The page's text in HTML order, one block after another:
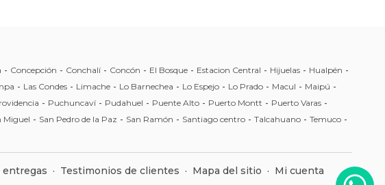
- Concepción - Conchalí - Concón - El Bosque - Estacion Central - Hijuelas - Hualpén -
- Las Condes - Limache - Lo Barnechea - Lo Espejo - Lo Prado - Macul - Maipú -
- Puchuncaví - Pudahuel - Puente Alto - Puerto Montt - Puerto Varas -
Miguel - San Pedro de la Paz - San Ramón - Santiago centro - Talcahuano - Temuco -
entregas · Testimonios de clientes · Mapa del sitio · Mi cuenta